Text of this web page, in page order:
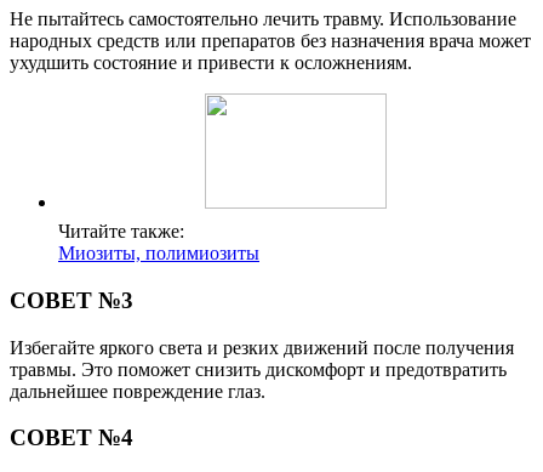
Не пытайтесь самостоятельно лечить травму. Использование
народных средств или препаратов без назначения врача может
ухудшить состояние и привести к осложнениям.
Читайте также:
Миозиты, полимиозиты
СОВЕТ №3
Избегайте яркого света и резких движений после получения
травмы. Это поможет снизить дискомфорт и предотвратить
дальнейшее повреждение глаз.
СОВЕТ №4